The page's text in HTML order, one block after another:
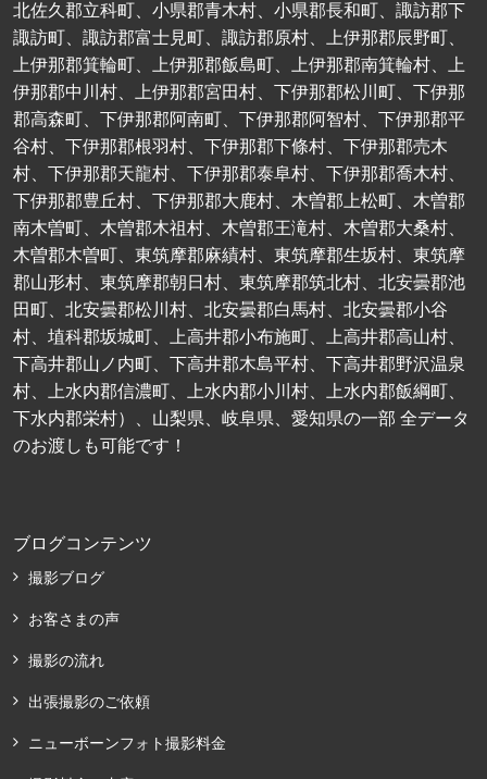
北佐久郡立科町、小県郡青木村、小県郡長和町、諏訪郡下
諏訪町、諏訪郡富士見町、諏訪郡原村、上伊那郡辰野町、
上伊那郡箕輪町、上伊那郡飯島町、上伊那郡南箕輪村、上
伊那郡中川村、上伊那郡宮田村、下伊那郡松川町、下伊那
郡高森町、下伊那郡阿南町、下伊那郡阿智村、下伊那郡平
谷村、下伊那郡根羽村、下伊那郡下條村、下伊那郡売木
村、下伊那郡天龍村、下伊那郡泰阜村、下伊那郡喬木村、
下伊那郡豊丘村、下伊那郡大鹿村、木曽郡上松町、木曽郡
南木曽町、木曽郡木祖村、木曽郡王滝村、木曽郡大桑村、
木曽郡木曽町、東筑摩郡麻績村、東筑摩郡生坂村、東筑摩
郡山形村、東筑摩郡朝日村、東筑摩郡筑北村、北安曇郡池
田町、北安曇郡松川村、北安曇郡白馬村、北安曇郡小谷
村、埴科郡坂城町、上高井郡小布施町、上高井郡高山村、
下高井郡山ノ内町、下高井郡木島平村、下高井郡野沢温泉
村、上水内郡信濃町、上水内郡小川村、上水内郡飯綱町、
下水内郡栄村）、山梨県、岐阜県、愛知県の一部 全データ
のお渡しも可能です！
ブログコンテンツ
撮影ブログ
お客さまの声
撮影の流れ
出張撮影のご依頼
ニューボーンフォト撮影料金